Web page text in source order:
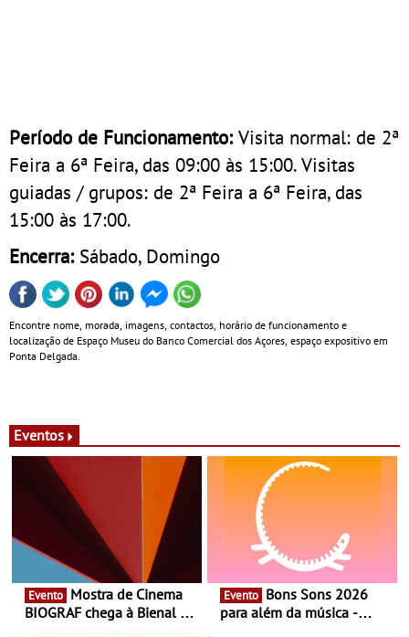
Período de Funcionamento:Visita normal: de 2ª
Feira a 6ª Feira, das 09:00 às 15:00. Visitas
guiadas / grupos: de 2ª Feira a 6ª Feira, das
15:00 às 17:00.
Encerra: Sábado, Domingo
Encontre nome, morada, imagens, contactos, horário de funcionamento e
localização de Espaço Museu do Banco Comercial dos Açores, espaço expositivo em
Ponta Delgada.
Eventos
Evento
BIOGRAF chega à Bienal de
Evento
para além da música -